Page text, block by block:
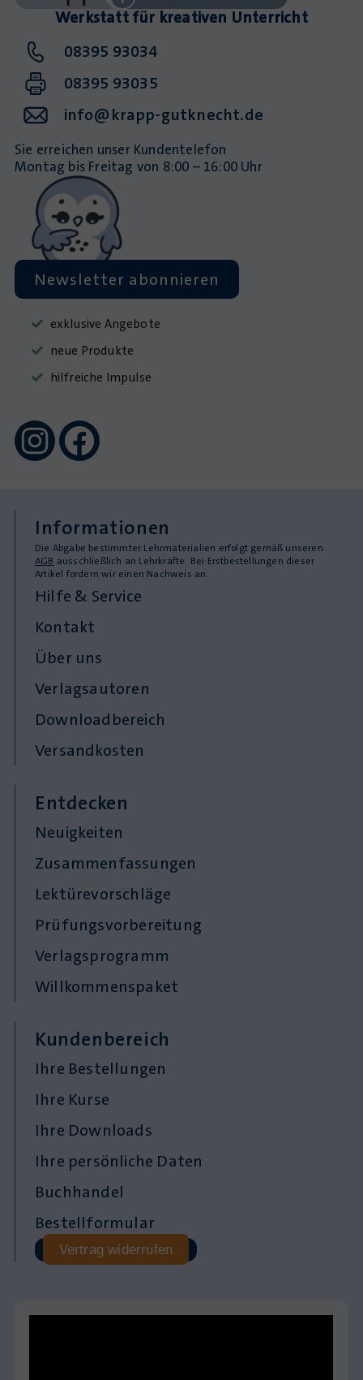
Werkstatt für kreativen Unterricht
08395 93034
08395 93035
info@krapp-gutknecht.de
Sie erreichen unser Kundentelefon
Montag bis Freitag von 8:00 – 16:00 Uhr
Newsletter abonnieren
exklusive Angebote
neue Produkte
hilfreiche Impulse
Informationen
Die Abgabe bestimmter Lehrmaterialien erfolgt gemäß unseren
AGB ausschließlich an Lehrkräfte. Bei Erstbestellungen dieser
Artikel fordern wir einen Nachweis an.
Hilfe & Service
Kontakt
Über uns
Verlagsautoren
Downloadbereich
Versandkosten
Entdecken
Neuigkeiten
Zusammenfassungen
Lektürevorschläge
Prüfungsvorbereitung
Verlagsprogramm
Willkommenspaket
Kundenbereich
Ihre Bestellungen
Ihre Kurse
Ihre Downloads
Ihre persönliche Daten
Buchhandel
Bestellformular
Vertrag widerrufen